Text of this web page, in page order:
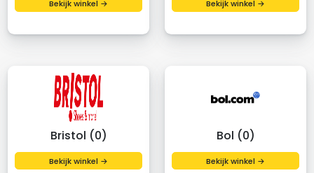
Bekijk winkel → Bekijk winkel →
Bristol (0)
Bekijk winkel →
Bol (0)
Bekijk winkel →